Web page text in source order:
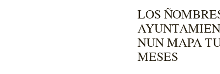
LOS
NUN MAPA
MESES